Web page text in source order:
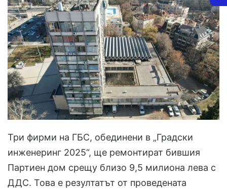
Три фирми на ГБС, обединени в „Градски
инженеринг 2025“, ще ремонтират бившия
Партиен дом срещу близо 9,5 милиона лева с
ДДС. Това е резултатът от проведената